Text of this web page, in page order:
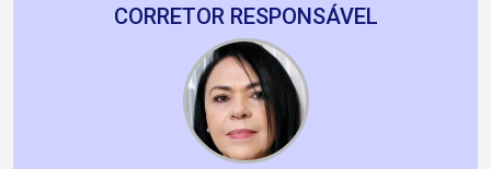
CORRETOR RESPONSÁVEL